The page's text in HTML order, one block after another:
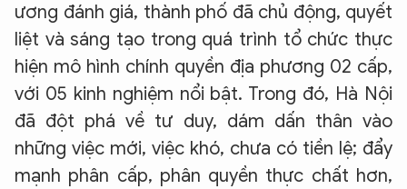
ương đánh giá, thành phố đã chủ động, quyết
liệt và sáng tạo trong quá trình tổ chức thực
hiện mô hình chính quyền địa phương 02 cấp,
với 05 kinh nghiệm nổi bật. Trong đó, Hà Nội
đã đột phá về tư duy, dám dấn thân vào
những việc mới, việc khó, chưa có tiền lệ; đẩy
mạnh phân cấp, phân quyền thực chất hơn,